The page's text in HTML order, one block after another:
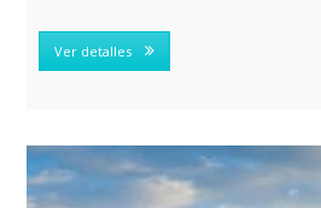
Ver detalles